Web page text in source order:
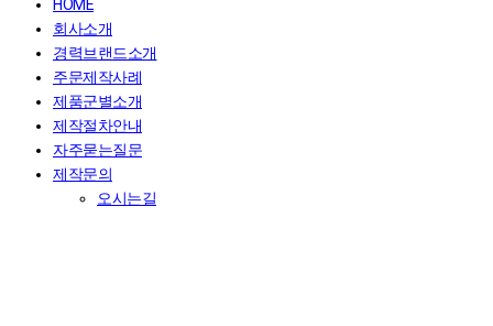
HOME
회사소개
경력브랜드소개
주문제작사례
제품군별소개
제작절차안내
자주묻는질문
제작문의
오시는길